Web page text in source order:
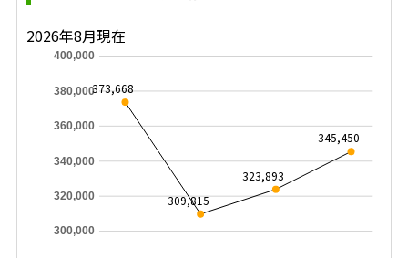
2026年8月現在
300,000
320,000
340,000
360,000
380,000
400,000
373,668
309,815
323,893
345,450